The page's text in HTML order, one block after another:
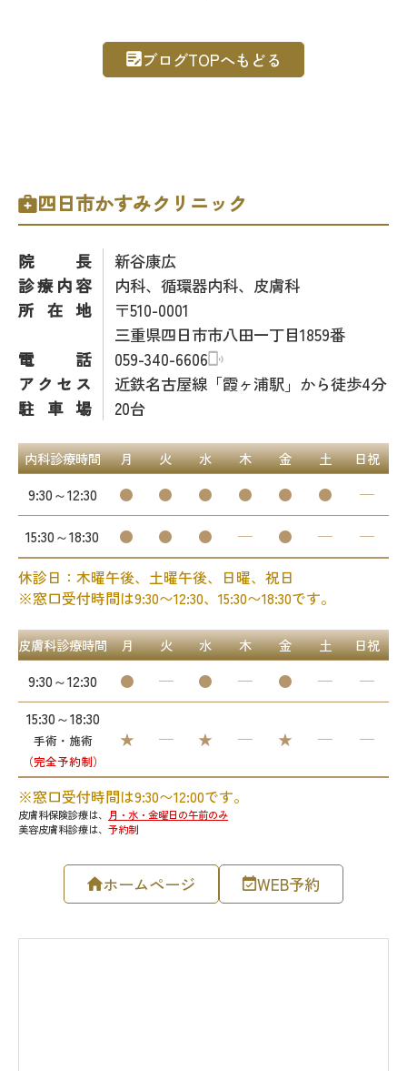
ブログTOPへもどる
四日市かすみクリニック
院長
新谷康広
診療内容
内科、循環器内科、皮膚科
所在地
〒510-0001
三重県四日市市八田一丁目1859番
電話
059-340-6606
アクセス
近鉄名古屋線「霞ヶ浦駅」から徒歩4分
駐車場
20台
ホームページ WEB予約